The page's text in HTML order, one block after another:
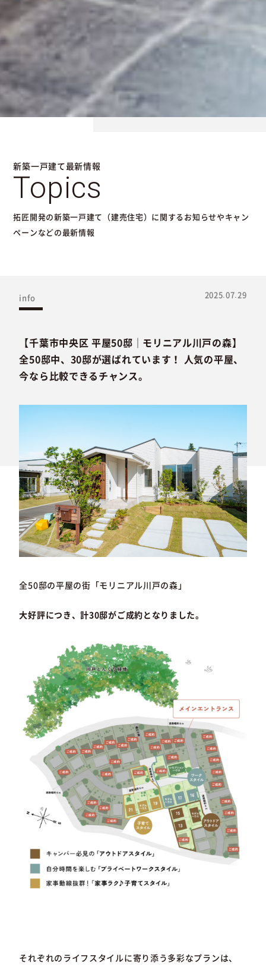
新築一戸建て最新情報
Topics
拓匠開発の新築一戸建て（建売住宅）に関するお知らせやキャン
ペーンなどの最新情報
info 2025.07.29
【千葉市中央区 平屋50邸｜モリニアル川戸の森】
全50邸中、30邸が選ばれています！ 人気の平屋、
今なら比較できるチャンス。
全50邸の平屋の街「モリニアル川戸の森」
大好評につき、計30邸がご成約となりました。
それぞれのライフスタイルに寄り添う多彩なプランは、